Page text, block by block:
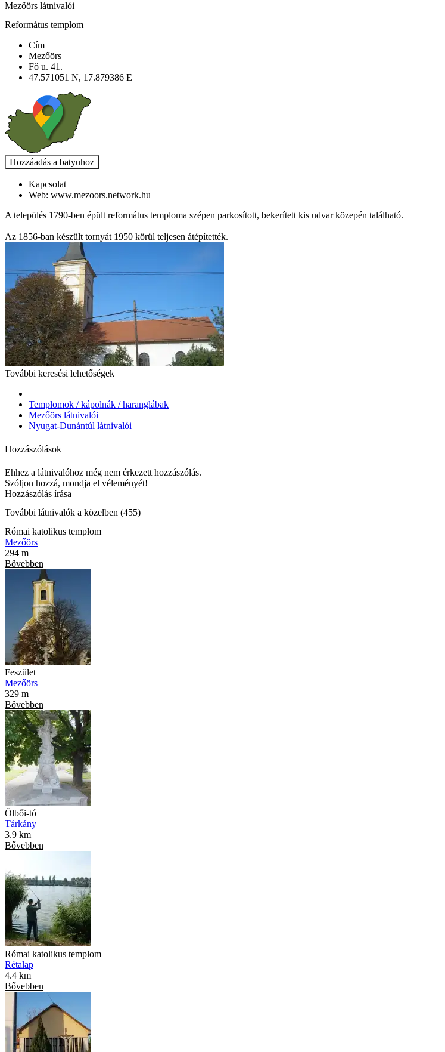
Mezőörs látnivalói
Református templom
Cím
Mezőörs
Fő u. 41.
47.571051 N, 17.879386 E
Kapcsolat
Web: www.mezoors.network.hu
A település 1790-ben épült református temploma szépen parkosított, bekerített kis udvar közepén található.
Az 1856-ban készült tornyát 1950 körül teljesen átépítették.
További keresési lehetőségek
Templomok / kápolnák / haranglábak
Mezőörs látnivalói
Nyugat-Dunántúl látnivalói
Hozzászólások
Ehhez a látnivalóhoz még nem érkezett hozzászólás.
Szóljon hozzá, mondja el véleményét!
Hozzászólás írása
További látnivalók a közelben (455)
Római katolikus templom
Mezőörs
294 m
Bővebben
Feszület
Mezőörs
329 m
Bővebben
Ölbői-tó
Tárkány
3.9 km
Bővebben
Római katolikus templom
Rétalap
4.4 km
Bővebben